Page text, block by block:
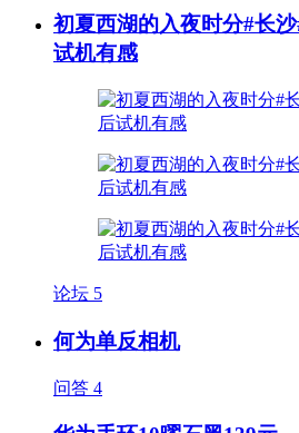
初夏西湖的入夜时分#长
试机有感
论坛 5
何为单反相机
问答 4